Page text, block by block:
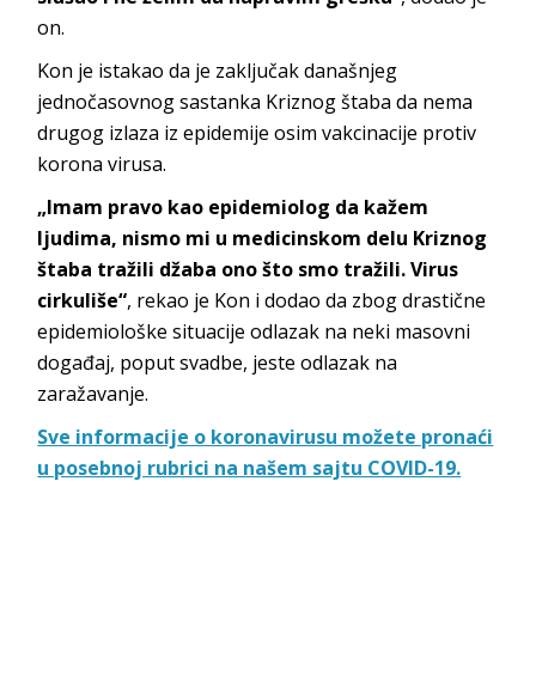
on.
Kon je istakao da je zaključak današnjeg
jednočasovnog sastanka Kriznog štaba da nema
drugog izlaza iz epidemije osim vakcinacije protiv
korona virusa.
„Imam pravo kao epidemiolog da kažem
ljudima, nismo mi u medicinskom delu Kriznog
štaba tražili džaba ono što smo tražili. Virus
cirkuliše“, rekao je Kon i dodao da zbog drastične
epidemiološke situacije odlazak na neki masovni
događaj, poput svadbe, jeste odlazak na
zaražavanje.
Sve informacije o koronavirusu možete pronaći
u posebnoj rubrici na našem sajtu COVID-19.